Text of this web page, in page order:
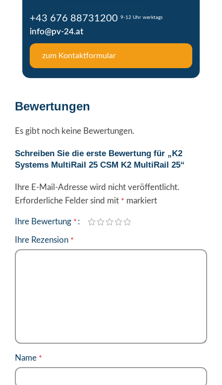
+43 676 88731200 9-12 Uhr werktags
info@pv-24.at
zum Kontaktformular
Bewertungen
Es gibt noch keine Bewertungen.
Schreiben Sie die erste Bewertung für „K2
Systems MultiRail 25 CSM K2 MultiRail 25“
Ihre E-Mail-Adresse wird nicht veröffentlicht.
Erforderliche Felder sind mit * markiert
Ihre Bewertung *
Ihre Rezension *
Name *
Alternative: